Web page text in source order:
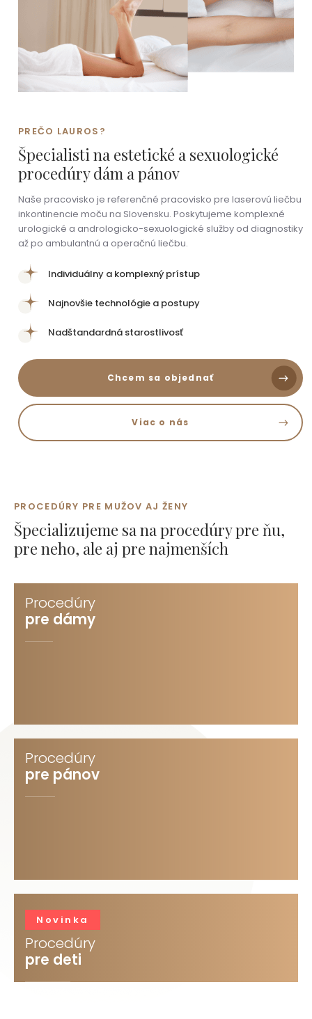
PREČO LAUROS?
Špecialisti na estetické a sexuologické
procedúry dám a pánov
Naše pracovisko je referenčné pracovisko pre laserovú liečbu
inkontinencie moču na Slovensku. Poskytujeme komplexné
urologické a andrologicko-sexuologické služby od diagnostiky
až po ambulantnú a operačnú liečbu.
Individuálny a komplexný prístup
Najnovšie technológie a postupy
Nadštandardná starostlivosť
Chcem sa objednať
Viac o nás
PROCEDÚRY PRE MUŽOV AJ ŽENY
Špecializujeme sa na procedúry pre ňu,
pre neho, ale aj pre najmenších
Procedúry
pre dámy
Procedúry
pre pánov
Novinka
Procedúry
pre deti